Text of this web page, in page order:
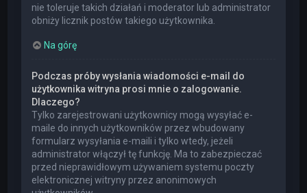
nie toleruje takich działań i moderator lub administrator
obniży licznik postów takiego użytkownika.
Na górę
Podczas próby wysłania wiadomości e-mail do
użytkownika witryna prosi mnie o zalogowanie.
Dlaczego?
Tylko zarejestrowani użytkownicy mogą wysyłać e-
maile do innych użytkowników przez wbudowany
formularz wysyłania e-maili i tylko wtedy, jeżeli
administrator włączył tę funkcję. Ma to zabezpieczać
przed nieprawidłowym używaniem systemu poczty
elektronicznej witryny przez anonimowych